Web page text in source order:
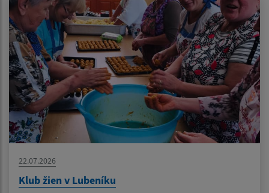
22.07.2026
Klub žien v Lubeníku